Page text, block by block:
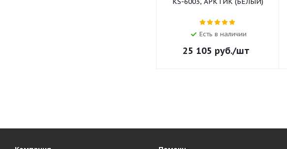
Есть в наличии
25 105 руб./шт